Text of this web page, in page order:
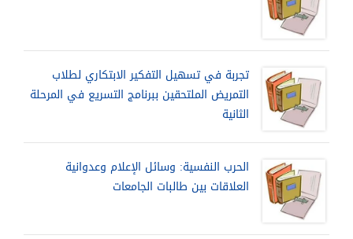
تجربة في تسهيل التفكير الابتكاري لطلاب
التمريض الملتحقين ببرنامج التسريع في المرحلة
الثانية
الحرب النفسية: وسائل الإعلام وعدوانية
العلاقات بين طالبات الجامعات